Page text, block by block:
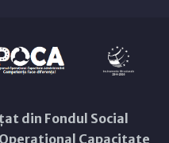
din Fondul Social
Capacitate